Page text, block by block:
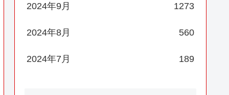
2024年9月 1273
2024年8月 560
2024年7月 189